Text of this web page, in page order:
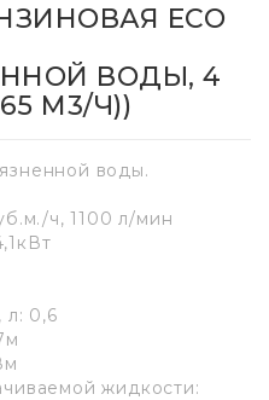
ECO
ВОДЫ, 4
М3/Ч))
воды.
ч, 1100 л/мин
л: 0,6
жидкости: